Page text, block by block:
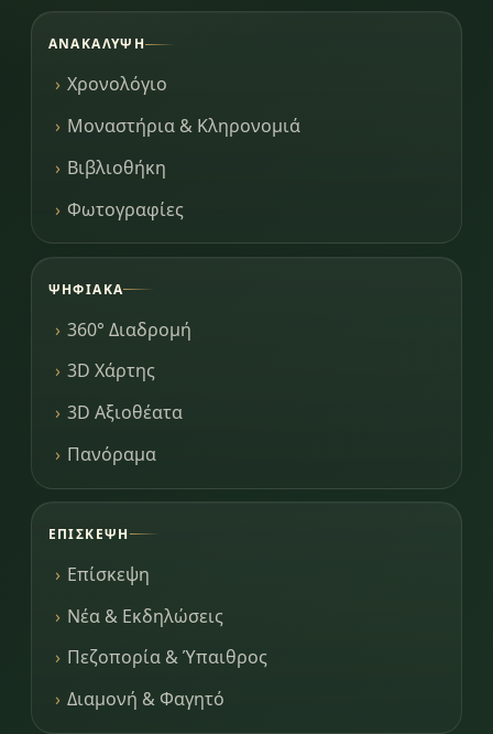
ΑΝΑΚΆΛΥΨΗ
Χρονολόγιο
Μοναστήρια & Κληρονομιά
Βιβλιοθήκη
Φωτογραφίες
ΨΗΦΙΑΚΆ
360° Διαδρομή
3D Χάρτης
3D Αξιοθέατα
Πανόραμα
ΕΠΊΣΚΕΨΗ
Επίσκεψη
Νέα & Εκδηλώσεις
Πεζοπορία & Ύπαιθρος
Διαμονή & Φαγητό